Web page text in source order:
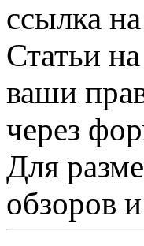
ссылка
Статьи
ваши
через
Для
обзоров